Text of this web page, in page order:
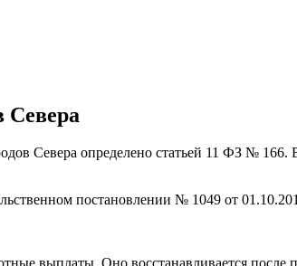
Севера
Севера определено статьей 11 ФЗ № 166.
постановлении № 1049 от